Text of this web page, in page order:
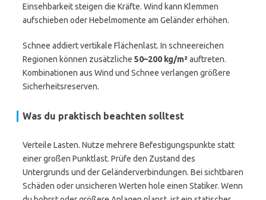
Einsehbarkeit steigen die Kräfte. Wind kann Klemmen
aufschieben oder Hebelmomente am Geländer erhöhen.
Schnee addiert vertikale Flächenlast. In schneereichen
Regionen können zusätzliche 50–200 kg/m²auftreten.
Kombinationen aus Wind und Schnee verlangen größere
Sicherheitsreserven.
Was du praktisch beachten solltest
Verteile Lasten. Nutze mehrere Befestigungspunkte statt
einer großen Punktlast. Prüfe den Zustand des
Untergrunds und der Geländerverbindungen. Bei sichtbaren
Schäden oder unsicheren Werten hole einen Statiker. Wenn